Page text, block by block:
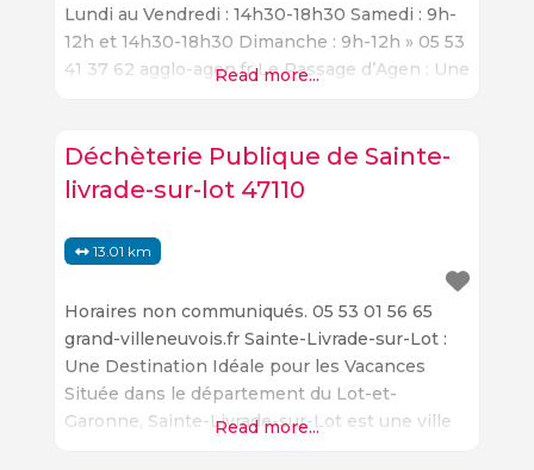
Lundi au Vendredi : 14h30-18h30 Samedi : 9h-
12h et 14h30-18h30 Dimanche : 9h-12h » 05 53
41 37 62 agglo-agen.fr Le Passage d’Agen : Une
Garonne, le Passage d’Agen est une
Read more...
Déchèterie Publique de Sainte-
livrade-sur-lot 47110
13.01 km
Horaires non communiqués. 05 53 01 56 65
grand-villeneuvois.fr Sainte-Livrade-sur-Lot :
Une Destination Idéale pour les Vacances
Située dans le département du Lot-et-
Garonne, Sainte-Livrade-sur-Lot est une ville
Read more...